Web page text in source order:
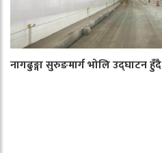
नागढुङ्गा सुरुङमार्ग भोलि उद्घाटन हुँदै